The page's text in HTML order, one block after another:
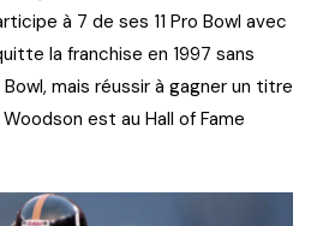
à 7 de ses 11 Pro Bowl avec
la franchise en 1997 sans
mais réussir à gagner un titre
est au Hall of Fame